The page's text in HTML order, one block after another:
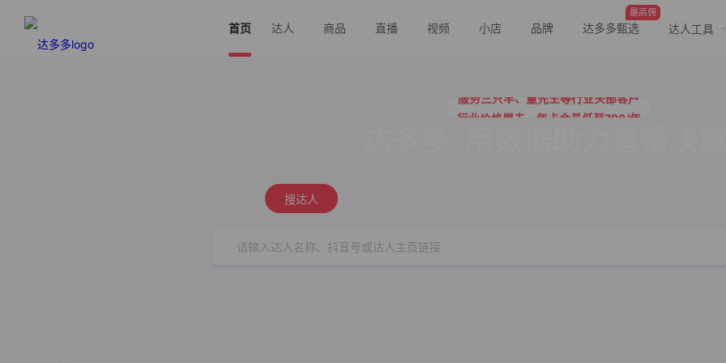
首页 达人 商品 直播 视频 小店 品牌
最高佣
达多多甄选 达人工具
行业价格屠夫，年卡会员低至798/年
搜达人